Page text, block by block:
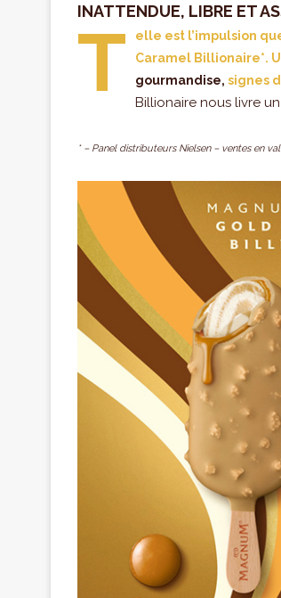
INATTENDUE, LIBRE ET
T
elle est l’impulsion
Caramel Billionaire*.
gourmandise, signes
Billionaire nous livre
* – Panel distributeurs Nielsen – ventes en